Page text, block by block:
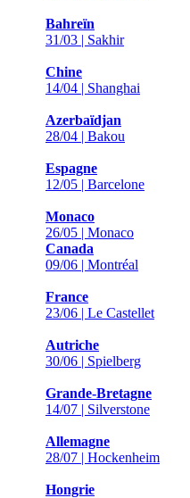
Bahreïn
31/03 | Sakhir
Chine
14/04 | Shanghai
Azerbaïdjan
28/04 | Bakou
Espagne
12/05 | Barcelone
Monaco
26/05 | Monaco
Canada
09/06 | Montréal
France
23/06 | Le Castellet
Autriche
30/06 | Spielberg
Grande-Bretagne
14/07 | Silverstone
Allemagne
28/07 | Hockenheim
Hongrie